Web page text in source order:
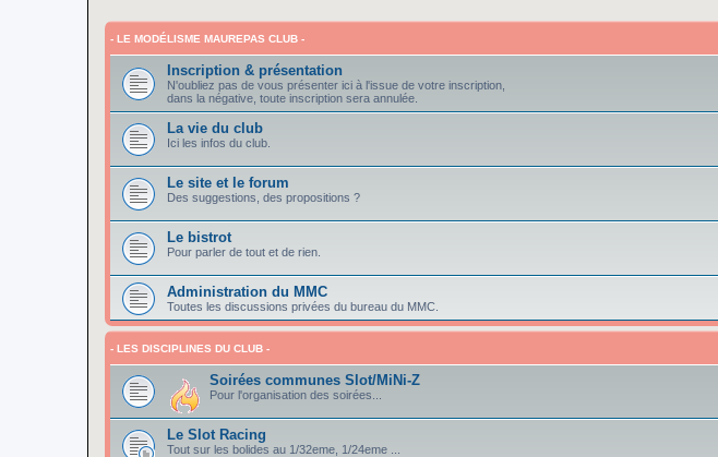
- LE MODÉLISME MAUREPAS CLUB -
Inscription & présentation
N'oubliez pas de vous présenter ici à l'issue de votre inscription,
dans la négative, toute inscription sera annulée.
La vie du club
Ici les infos du club.
Le site et le forum
Des suggestions, des propositions ?
Le bistrot
Pour parler de tout et de rien.
Administration du MMC
Toutes les discussions privées du bureau du MMC.
- LES DISCIPLINES DU CLUB -
Soirées communes Slot/MiNi-Z
Pour l'organisation des soirées...
Le Slot Racing
Tout sur les bolides au 1/32eme, 1/24eme ...